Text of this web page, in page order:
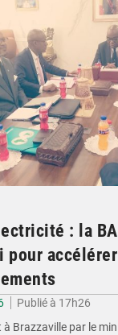
: la
pour
Publié à 17h26
à Brazzaville par le